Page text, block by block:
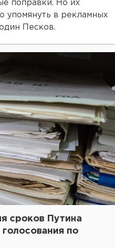
поправки. Но их
упомянуть в рекламных
Песков.
сроков Путина
по